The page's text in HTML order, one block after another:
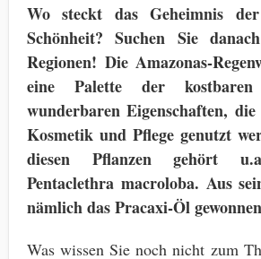
Wo steckt das Geheimnis
Schönheit? Suchen Sie
Regionen! Die Amazonas-
eine Palette der
wunderbaren Eigenschaften,
Kosmetik und Pflege genutzt
diesen Pflanzen gehört
Pentaclethra macroloba. Aus
nämlich das Pracaxi-Öl
Was wissen Sie noch nicht zum